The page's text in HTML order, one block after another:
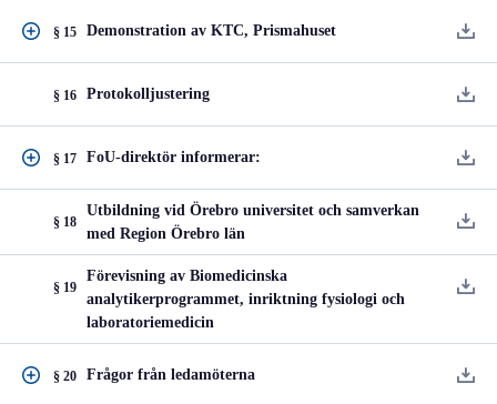
§ 15 Demonstration av KTC, Prismahuset
§ 16 Protokolljustering
§ 17 FoU-direktör informerar:
§ 18
Utbildning vid Örebro universitet och samverkan
med Region Örebro län
§ 19
Förevisning av Biomedicinska
analytikerprogrammet, inriktning fysiologi och
laboratoriemedicin
§ 20 Frågor från ledamöterna